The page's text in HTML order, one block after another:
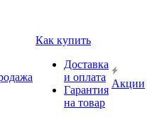
Как купить
Доставка
и оплата
Гарантия
на товар
Акции